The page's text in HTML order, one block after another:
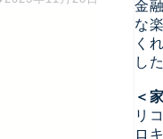
金
な
く
し
＜
リ
ロ